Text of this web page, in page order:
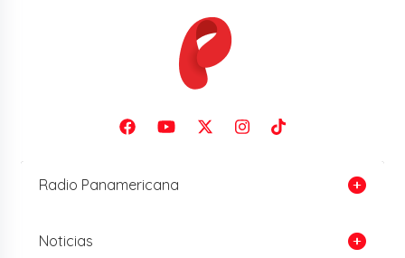
Radio Panamericana
Noticias